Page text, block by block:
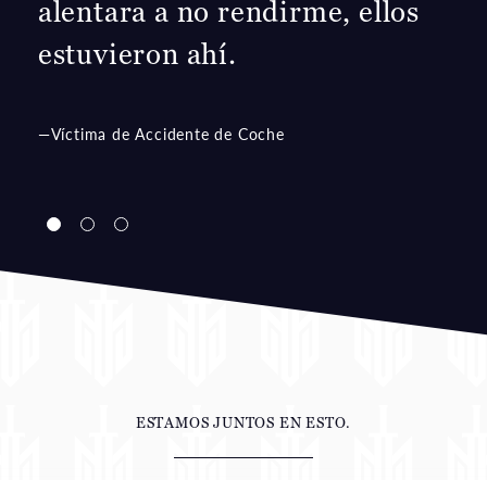
a dudas que se preocupaban
por mi familia y se
ESTAMOS JUNTOS EN ESTO.